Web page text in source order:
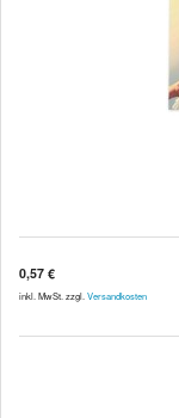
0,57 €
inkl. MwSt. zzgl. Versandkosten